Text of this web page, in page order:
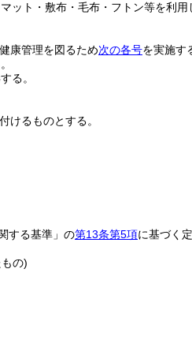
ット・敷布・毛布・フトン等を利
康管理を図るため次の各号を実施す
る。
けるものとする。
する基準」の第13条第5項に基づく
の)